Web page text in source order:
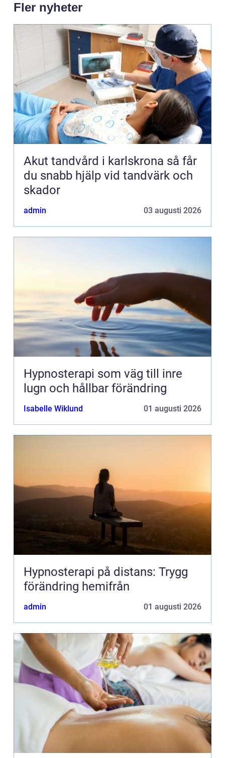
Fler nyheter
Akut tandvård i karlskrona så får
du snabb hjälp vid tandvärk och
skador
admin 03 augusti 2026
Hypnosterapi som väg till inre
lugn och hållbar förändring
Isabelle Wiklund 01 augusti 2026
Hypnosterapi på distans: Trygg
förändring hemifrån
admin 01 augusti 2026